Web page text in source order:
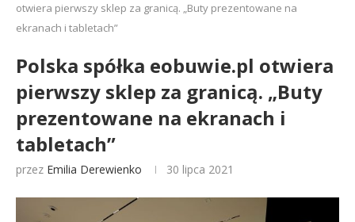
otwiera pierwszy sklep za granicą. „Buty prezentowane na
ekranach i tabletach”
Polska spółka eobuwie.pl otwiera
pierwszy sklep za granicą. „Buty
prezentowane na ekranach i
tabletach”
przez Emilia Derewienko 30 lipca 2021